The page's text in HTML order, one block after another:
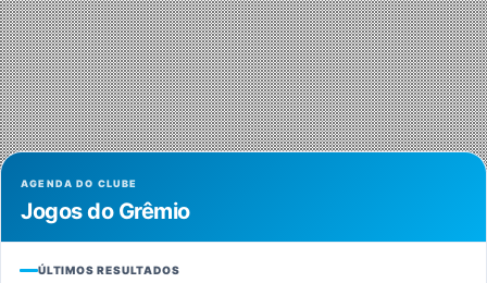
AGENDA DO CLUBE
Jogos do Grêmio
ÚLTIMOS RESULTADOS